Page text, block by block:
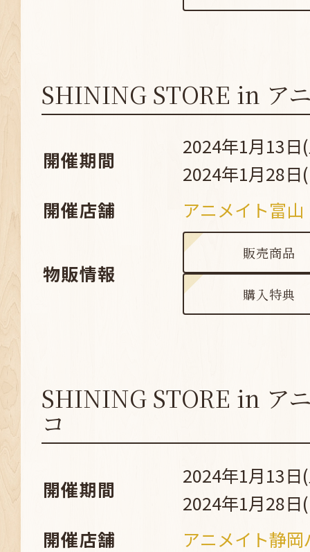
SHINING STORE in ア
開催期間
2024年1月13日
2024年1月28日
開催店舗
アニメイト富山
物販情報
販売商品
購入特典
SHINING STORE in ア
コ
開催期間
2024年1月13日
2024年1月28日
開催店舗
アニメイト静岡